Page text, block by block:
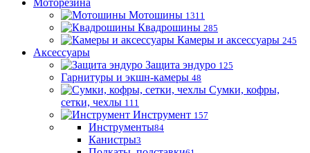
Моторезина
Мотошины 1311
Квадрошины 285
Камеры и аксессуары 245
Аксессуары
Защита эндуро 125
Гарнитуры и экшн-камеры 48
Сумки, кофры,
сетки, чехлы 111
Инструмент 157
Инструменты84
Канистры3